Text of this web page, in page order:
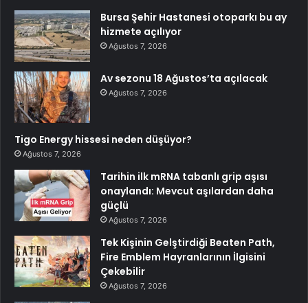
Bursa Şehir Hastanesi otoparkı bu ay
hizmete açılıyor
Ağustos 7, 2026
Av sezonu 18 Ağustos’ta açılacak
Ağustos 7, 2026
Tigo Energy hissesi neden düşüyor?
Ağustos 7, 2026
Tarihin ilk mRNA tabanlı grip aşısı
onaylandı: Mevcut aşılardan daha
güçlü
Ağustos 7, 2026
Tek Kişinin Gelştirdiği Beaten Path,
Fire Emblem Hayranlarının İlgisini
Çekebilir
Ağustos 7, 2026